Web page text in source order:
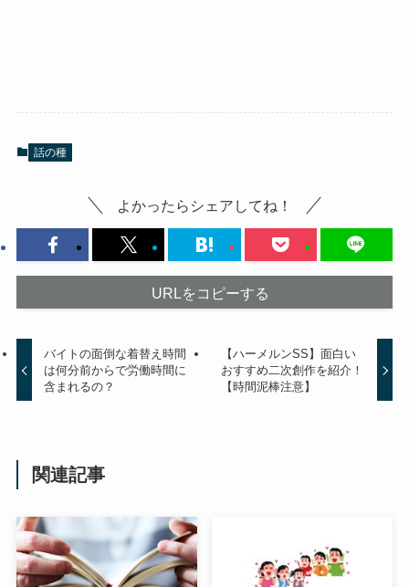
話の種
よかったらシェアしてね！
URLをコピーする
バイトの面倒な着替え時間
は何分前からで労働時間に
含まれるの？
【ハーメルンSS】面白い
おすすめ二次創作を紹介！
【時間泥棒注意】
関連記事